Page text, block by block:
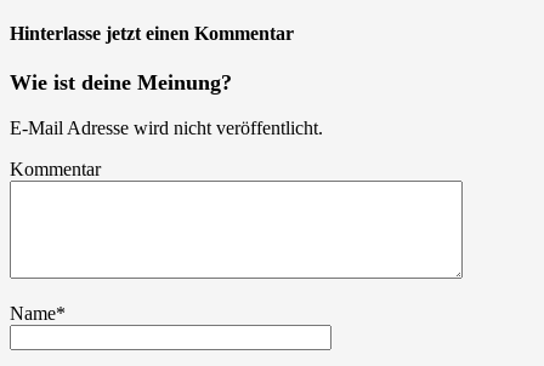
Hinterlasse jetzt einen Kommentar
Wie ist deine Meinung?
E-Mail Adresse wird nicht veröffentlicht.
Kommentar
Name*